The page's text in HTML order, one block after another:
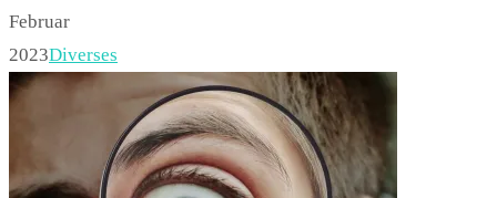
Februar
2023Diverses